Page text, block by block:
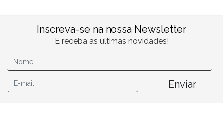
Inscreva-se na nossa Newsletter
E receba as últimas novidades!
Enviar